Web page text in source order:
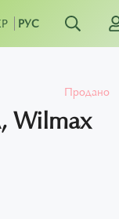
РУС
Продано
Wilmax